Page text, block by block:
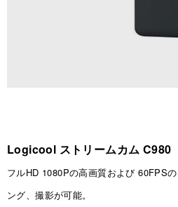
Logicool ストリームカム C980
フルHD 1080Pの高画質および 60FPS
ング、撮影が可能。